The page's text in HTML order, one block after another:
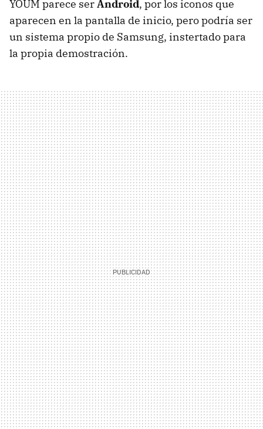
YOUM parece serAndroid, por los iconos que
aparecen en la pantalla de inicio, pero podría ser
un sistema propio de Samsung, instertado para
la propia demostración.